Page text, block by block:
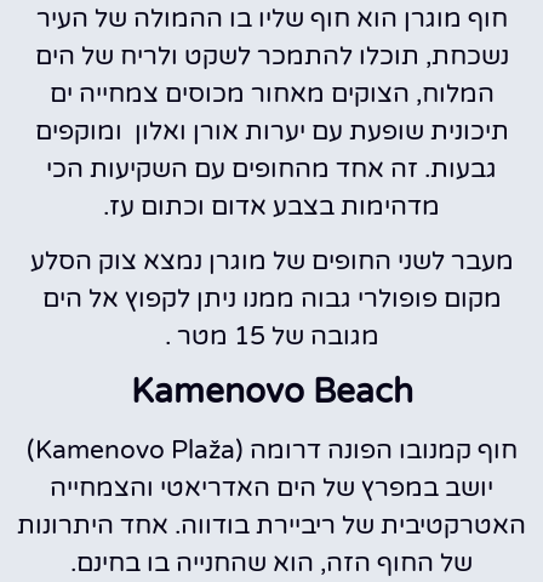
חוף מוגרן הוא חוף שליו בו ההמולה של העיר
נשכחת, תוכלו להתמכר לשקט ולריח של הים
המלוח, הצוקים מאחור מכוסים צמחייה ים
תיכונית שופעת עם יערות אורן ואלון ומוקפים
גבעות. זה אחד מהחופים עם השקיעות הכי
מדהימות בצבע אדום וכתום עז.
מעבר לשני החופים של מוגרן נמצא צוק הסלע
מקום פופולרי גבוה ממנו ניתן לקפוץ אל הים
מגובה של 15 מטר .
Kamenovo Beach
חוף קמנובו הפונה דרומה (Kamenovo Plaža)
יושב במפרץ של הים האדריאטי והצמחייה
האטרקטיבית של ריביירת בודווה. אחד היתרונות
של החוף הזה, הוא שהחנייה בו בחינם.